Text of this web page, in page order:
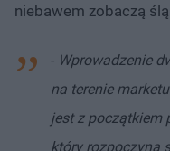
niebawem zobaczą
- Wprowadzenie
na terenie
jest z początkiem
który rozpoczyna